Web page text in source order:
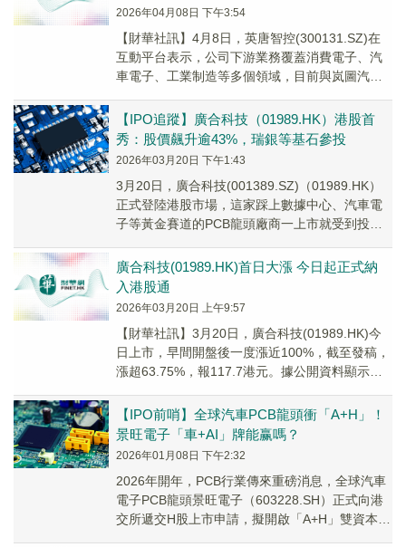
2026年04月08日 下午3:54
【財華社訊】4月8日，英唐智控(300131.SZ)在
互動平台表示，公司下游業務覆蓋消費電子、汽
車電子、工業制造等多個領域，目前與岚圖汽車
【IPO追蹤】廣合科技（01989.HK）港股首
秀：股價飆升逾43%，瑞銀等基石參投
2026年03月20日 下午1:43
3月20日，廣合科技(001389.SZ)（01989.HK）
正式登陸港股市場，這家踩上數據中心、汽車電
子等黃金賽道的PCB龍頭廠商一上市就受到投資
廣合科技(01989.HK)首日大漲 今日起正式納
入港股通
2026年03月20日 上午9:57
【財華社訊】3月20日，廣合科技(01989.HK)今
日上市，早間開盤後一度漲近100%，截至發稿，
漲超63.75%，報117.7港元。據公開資料顯示，
【IPO前哨】全球汽車PCB龍頭衝「A+H」！
景旺電子「車+AI」牌能赢嗎？
2026年01月08日 下午2:32
2026年開年，PCB行業傳來重磅消息，全球汽車
電子PCB龍頭景旺電子（603228.SH）正式向港
交所遞交H股上市申請，擬開啟「A+H」雙資本平